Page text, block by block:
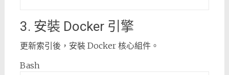
3. 安裝 Docker 引擎
更新索引後，安裝 Docker 核心組件。
Bash